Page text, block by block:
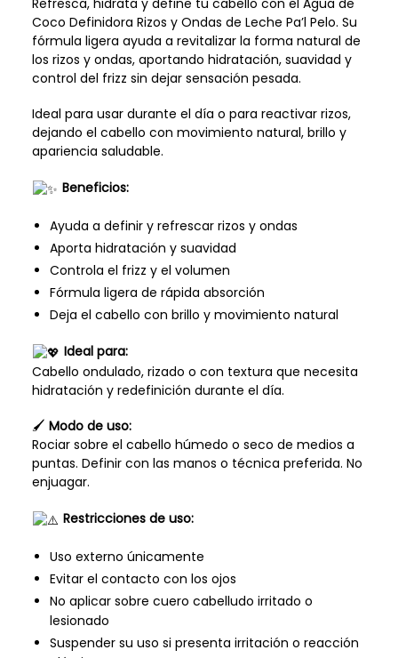
Coco Definidora Rizos y Ondas de Leche Pa’l Pelo. Su
fórmula ligera ayuda a revitalizar la forma natural de
los rizos y ondas, aportando hidratación, suavidad y
control del frizz sin dejar sensación pesada.
Ideal para usar durante el día o para reactivar rizos,
dejando el cabello con movimiento natural, brillo y
apariencia saludable.
Beneficios:
Ayuda a definir y refrescar rizos y ondas
Aporta hidratación y suavidad
Controla el frizz y el volumen
Fórmula ligera de rápida absorción
Deja el cabello con brillo y movimiento natural
Ideal para:
Cabello ondulado, rizado o con textura que necesita
hidratación y redefinición durante el día.
🖌 Modo de uso:
Rociar sobre el cabello húmedo o seco de medios a
puntas. Definir con las manos o técnica preferida. No
enjuagar.
Restricciones de uso:
Uso externo únicamente
Evitar el contacto con los ojos
No aplicar sobre cuero cabelludo irritado o
lesionado
Suspender su uso si presenta irritación o reacción